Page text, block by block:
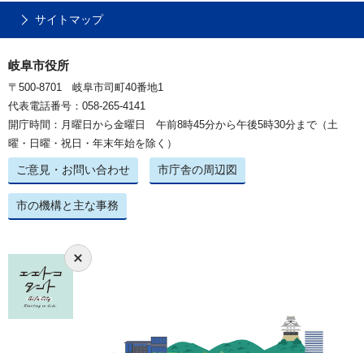
サイトマップ
岐阜市役所
〒500-8701 岐阜市司町40番地1
代表電話番号：058-265-4141
開庁時間：月曜日から金曜日 午前8時45分から午後5時30分まで（土
曜・日曜・祝日・年末年始を除く）
ご意見・お問い合わせ 市庁舎の周辺図
市の機構と主な事務